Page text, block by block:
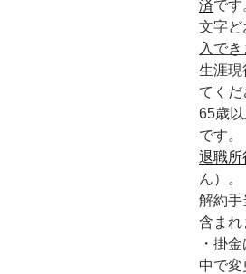
済です
文字ど
入でき
生涯現
てくだ
65歳
です。
退職所
ん）。
解約手
含まれ
・掛
中で変